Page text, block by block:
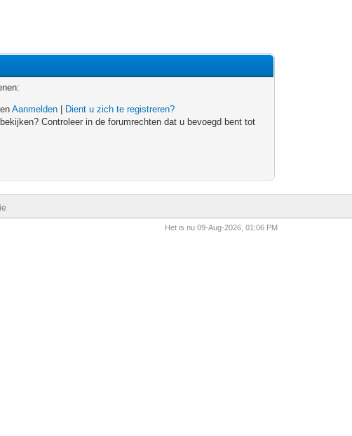
Aanmelden
Dient u zich te registreren?
Controleer in de forumrechten dat u bevoegd bent tot
Het is nu 09-Aug-2026, 01:06 PM